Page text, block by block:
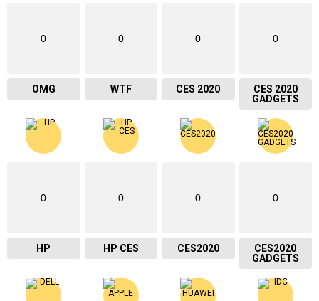
0
OMG
0
WTF
0
CES 2020
0
CES 2020
GADGETS
0
HP
0
HP CES
0
CES2020
0
CES2020
GADGETS